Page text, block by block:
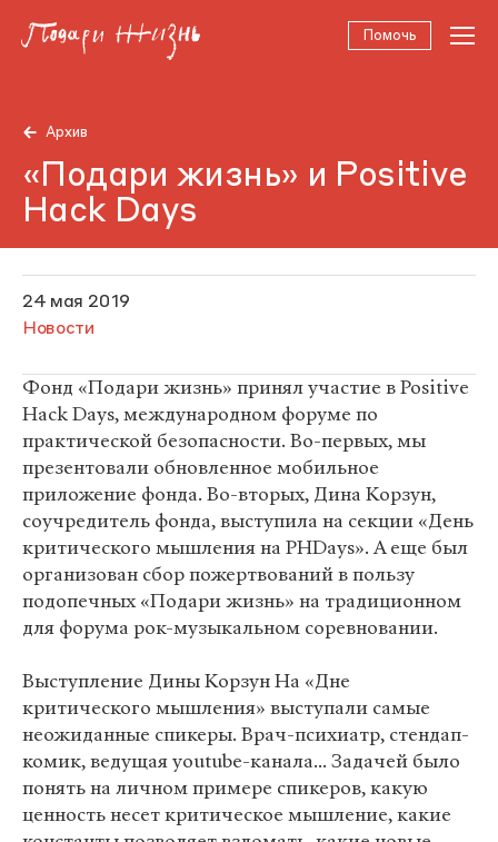
Помочь
Архив
«Подари жизнь» и Positive
Hack Days
24 мая 2019
Новости
Фонд «Подари жизнь» принял участие в Positive
Hack Days, международном форуме по
практической безопасности. Во-первых, мы
презентовали обновленное мобильное
приложение фонда. Во-вторых, Дина Корзун,
соучредитель фонда, выступила на секции «День
критического мышления на PHDays». А еще был
организован сбор пожертвований в пользу
подопечных «Подари жизнь» на традиционном
для форума рок-музыкальном соревновании.
Выступление Дины Корзун На «Дне
критического мышления» выступали самые
неожиданные спикеры. Врач-психиатр, стендап-
комик, ведущая youtube-канала... Задачей было
понять на личном примере спикеров, какую
ценность несет критическое мышление, какие